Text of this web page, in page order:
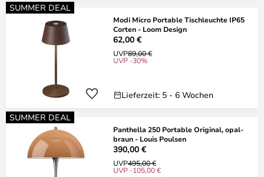
SUMMER DEAL
Modi Micro Portable Tischleuchte IP65
Corten - Loom Design
62,00 €
UVP89,00 €
UVP -30%
Lieferzeit: 5 - 6 Wochen
SUMMER DEAL
Panthella 250 Portable Original, opal-
braun - Louis Poulsen
390,00 €
UVP495,00 €
UVP -105,00 €